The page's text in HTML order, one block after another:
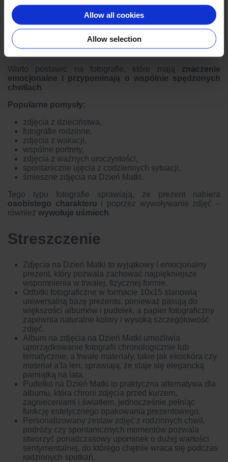
Allow all cookies
Allow selection
Jakie zdjęcia wybrać na
Dzień Matki?
Warto postawić na fotografie, które mają znaczenie
emocjonalne i przypominają o wspólnie spędzonych
chwilach.
Popularne pomysły:
zdjęcia z dzieciństwa,
fotografie rodzinne,
zdjęcia z wakacji,
wspólne portrety,
zdjęcia z ważnych uroczystości,
spontaniczne ujęcia z codziennych sytuacji,
śmieszne zdjęcia na Dzień Matki.
Tego typu fotografie sprawiają, że prezent nabiera
osobistego charakteru i poprzez wywoływanie zdjęć –
również wywołuje uśmiech.
Streszczenie
Zdjęcia na Dzień Matki to wyjątkowy i emocjonalny
prezent, który pozwala zachować najpiękniejsze
wspomnienia w trwałej, fizycznej formie.
Odbitki fotograficzne w formacie 10x15 stanowią
uniwersalną bazę prezentu, ponieważ pasują do
większości albumów i pudełek, a papier fotograficzny
zapewnia naturalne kolory i wysoką szczegółowość
zdjęć.
Album na zdjęcia na Dzień Matki umożliwia
uporządkowanie fotografii chronologicznie lub
tematycznie, a trwałe materiały, takie jak ekoskóra czy
materiał a’la len, sprawiają, że staje się elegancką
pamiątką na lata.
Pudełko na Dzień Matki to praktyczna alternatywa dla
albumu, która chroni zdjęcia przed kurzem,
zagnieceniami i światłem, jednocześnie pełniąc
funkcję estetycznego opakowania prezentowego.
Personalizowany zestaw zdjęć z rodzinnych chwil,
podróży czy spontanicznych momentów pozwala
stworzyć ponadczasowy upominek o dużej wartości
sentymentalnej, do którego chętnie wraca się podczas
rodzinnych spotkań.